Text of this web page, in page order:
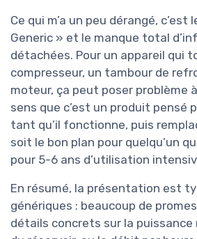
Ce qui m’a un peu dérangé, c’est
Generic » et le manque total
détachées. Pour un appareil qui
compresseur, un tambour de
moteur, ça peut poser problème
sens que c’est un produit pensé
tant qu’il fonctionne, puis
soit le bon plan pour quelqu’un
pour 5-6 ans d’utilisation
En résumé, la présentation est
génériques : beaucoup de
détails concrets sur la puissance